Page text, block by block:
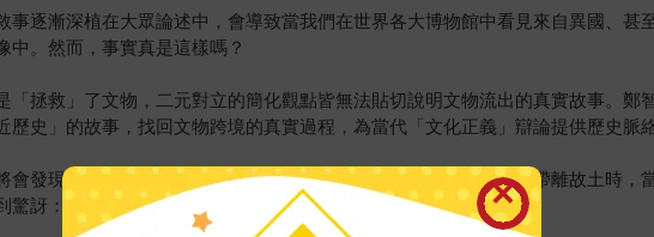
事逐漸深植在大眾論述中，會導致當我們在世界各大博物館中看見來自異國、甚
中。然而，事實真是這樣嗎？
「拯救」了文物，二元對立的簡化觀點皆無法貼切說明文物流出的真實故事。鄭
史」的故事，找回文物跨境的真實過程，為當代「文化正義」辯論提供歷史脈
發現所有試圖黑白分明的善惡敘事，常常忽略了當年那些古物被帶離故土時，
驚訝：